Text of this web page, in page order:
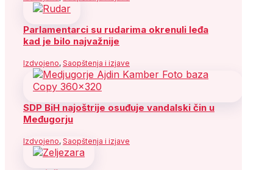
Parlamentarci su rudarima okrenuli leđa
kad je bilo najvažnije
Izdvojeno, Saopštenja i izjave
SDP BiH najoštrije osuđuje vandalski čin u
Međugorju
Izdvojeno, Saopštenja i izjave